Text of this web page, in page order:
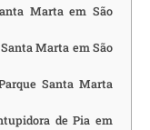
Marta em São
Marta em São
Santa Marta
de Pia em